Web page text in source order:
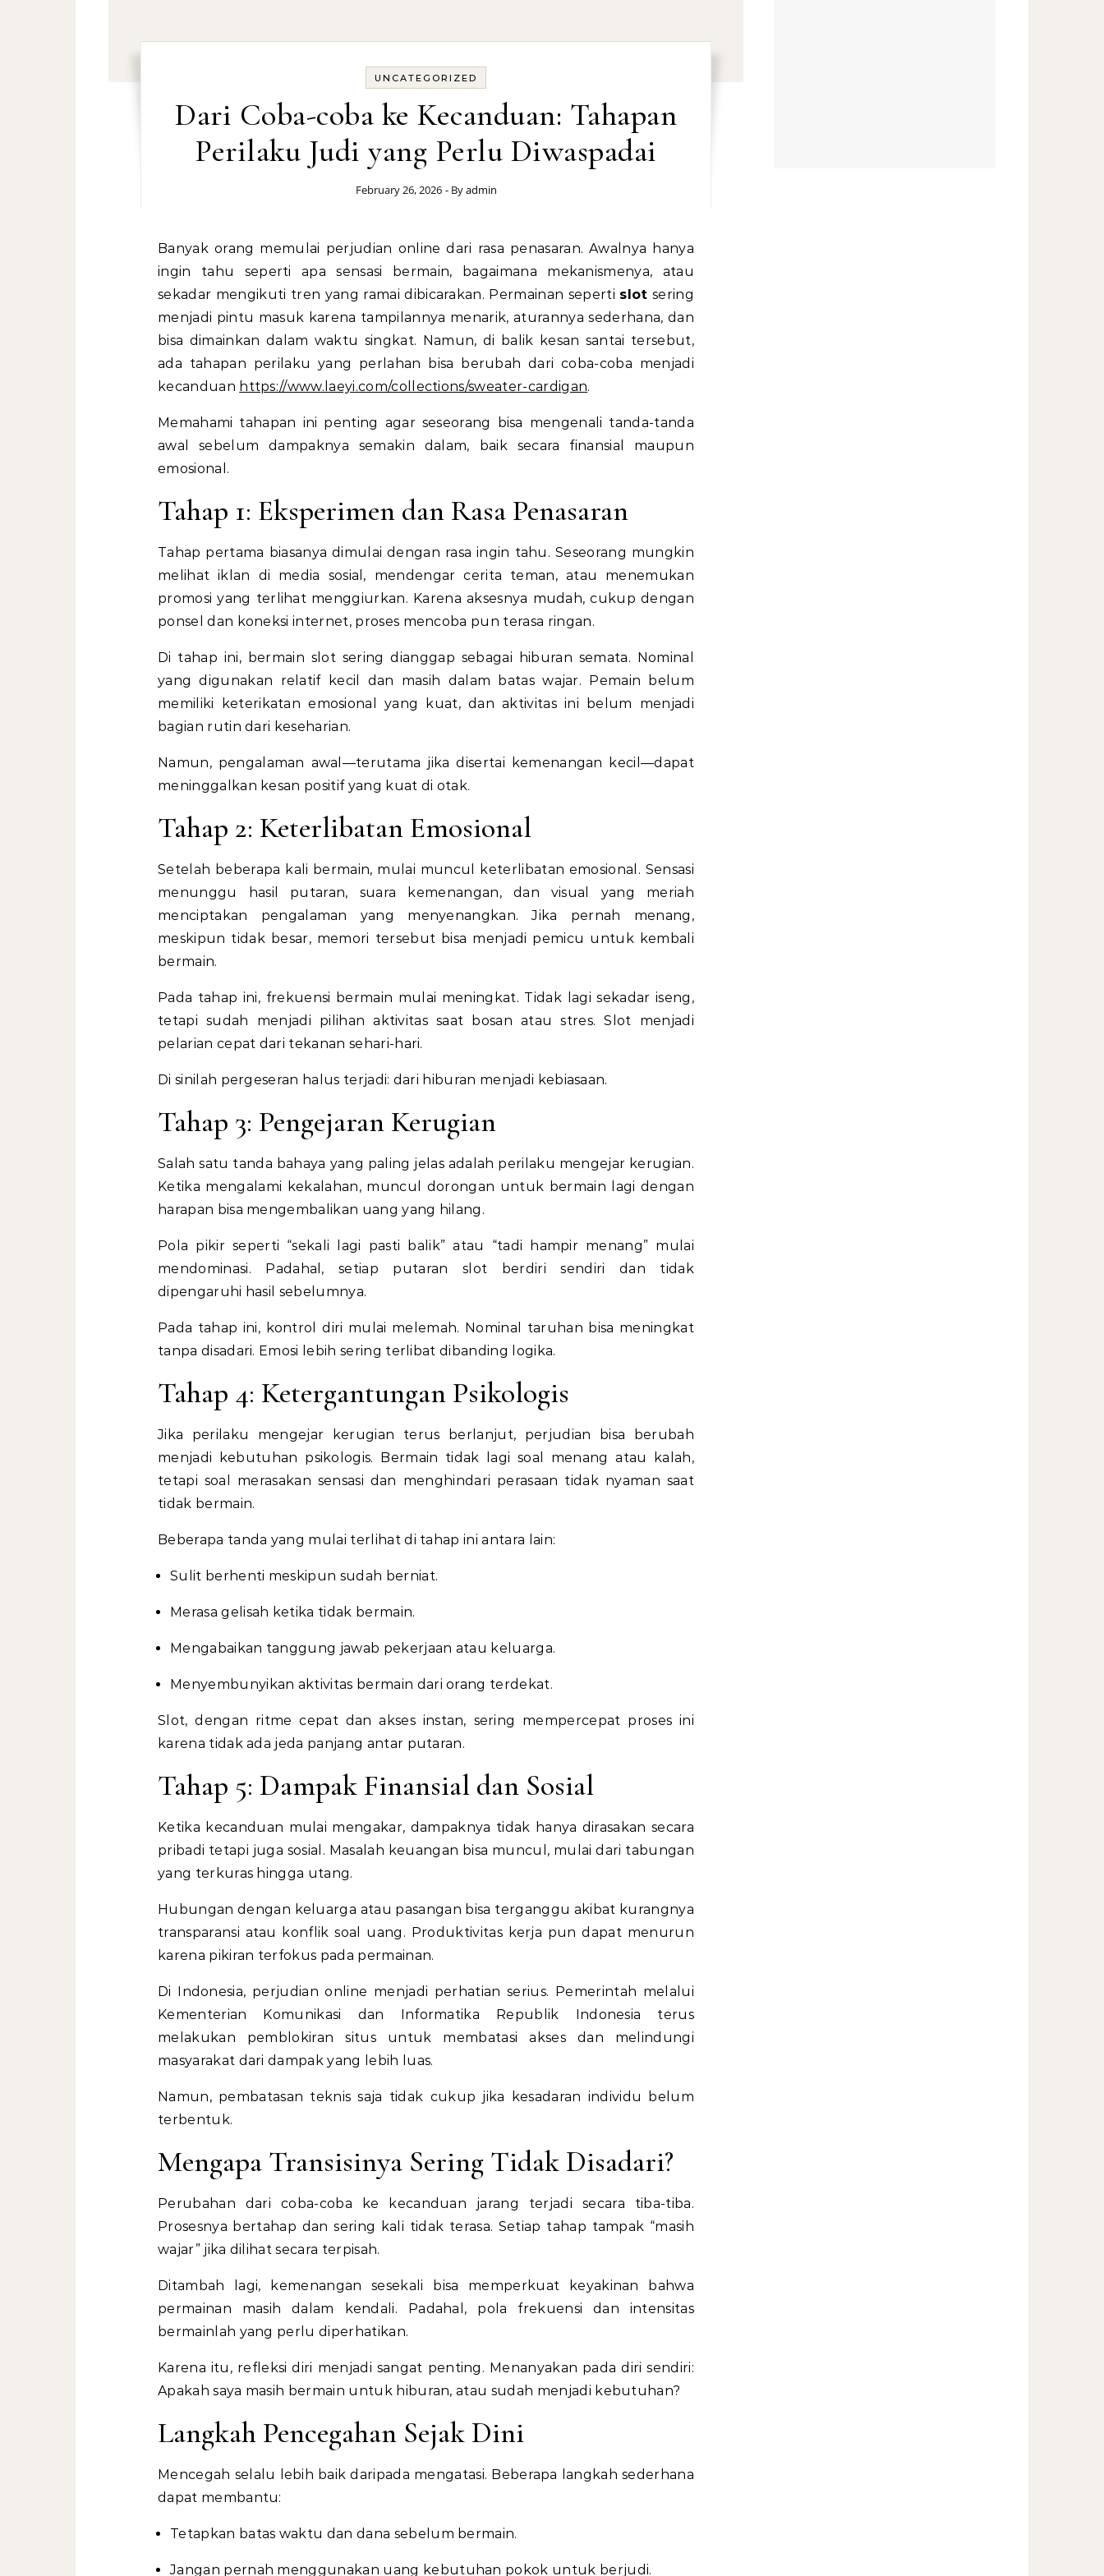
UNCATEGORIZED
Dari Coba-coba ke Kecanduan: Tahapan
Perilaku Judi yang Perlu Diwaspadai
February 26, 2026 - Byadmin
Banyak orang memulai perjudian online dari rasa penasaran. Awalnya hanya
ingin tahu seperti apa sensasi bermain, bagaimana mekanismenya, atau
sekadar mengikuti tren yang ramai dibicarakan. Permainan seperti slot sering
menjadi pintu masuk karena tampilannya menarik, aturannya sederhana, dan
bisa dimainkan dalam waktu singkat. Namun, di balik kesan santai tersebut,
ada tahapan perilaku yang perlahan bisa berubah dari coba-coba menjadi
kecanduan https://www.laeyi.com/collections/sweater-cardigan.
Memahami tahapan ini penting agar seseorang bisa mengenali tanda-tanda
awal sebelum dampaknya semakin dalam, baik secara finansial maupun
emosional.
Tahap 1: Eksperimen dan Rasa Penasaran
Tahap pertama biasanya dimulai dengan rasa ingin tahu. Seseorang mungkin
melihat iklan di media sosial, mendengar cerita teman, atau menemukan
promosi yang terlihat menggiurkan. Karena aksesnya mudah, cukup dengan
ponsel dan koneksi internet, proses mencoba pun terasa ringan.
Di tahap ini, bermain slot sering dianggap sebagai hiburan semata. Nominal
yang digunakan relatif kecil dan masih dalam batas wajar. Pemain belum
memiliki keterikatan emosional yang kuat, dan aktivitas ini belum menjadi
bagian rutin dari keseharian.
Namun, pengalaman awal—terutama jika disertai kemenangan kecil—dapat
meninggalkan kesan positif yang kuat di otak.
Tahap 2: Keterlibatan Emosional
Setelah beberapa kali bermain, mulai muncul keterlibatan emosional. Sensasi
menunggu hasil putaran, suara kemenangan, dan visual yang meriah
menciptakan pengalaman yang menyenangkan. Jika pernah menang,
meskipun tidak besar, memori tersebut bisa menjadi pemicu untuk kembali
bermain.
Pada tahap ini, frekuensi bermain mulai meningkat. Tidak lagi sekadar iseng,
tetapi sudah menjadi pilihan aktivitas saat bosan atau stres. Slot menjadi
pelarian cepat dari tekanan sehari-hari.
Di sinilah pergeseran halus terjadi: dari hiburan menjadi kebiasaan.
Tahap 3: Pengejaran Kerugian
Salah satu tanda bahaya yang paling jelas adalah perilaku mengejar kerugian.
Ketika mengalami kekalahan, muncul dorongan untuk bermain lagi dengan
harapan bisa mengembalikan uang yang hilang.
Pola pikir seperti “sekali lagi pasti balik” atau “tadi hampir menang” mulai
mendominasi. Padahal, setiap putaran slot berdiri sendiri dan tidak
dipengaruhi hasil sebelumnya.
Pada tahap ini, kontrol diri mulai melemah. Nominal taruhan bisa meningkat
tanpa disadari. Emosi lebih sering terlibat dibanding logika.
Tahap 4: Ketergantungan Psikologis
Jika perilaku mengejar kerugian terus berlanjut, perjudian bisa berubah
menjadi kebutuhan psikologis. Bermain tidak lagi soal menang atau kalah,
tetapi soal merasakan sensasi dan menghindari perasaan tidak nyaman saat
tidak bermain.
Beberapa tanda yang mulai terlihat di tahap ini antara lain:
Sulit berhenti meskipun sudah berniat.
Merasa gelisah ketika tidak bermain.
Mengabaikan tanggung jawab pekerjaan atau keluarga.
Menyembunyikan aktivitas bermain dari orang terdekat.
Slot, dengan ritme cepat dan akses instan, sering mempercepat proses ini
karena tidak ada jeda panjang antar putaran.
Tahap 5: Dampak Finansial dan Sosial
Ketika kecanduan mulai mengakar, dampaknya tidak hanya dirasakan secara
pribadi tetapi juga sosial. Masalah keuangan bisa muncul, mulai dari tabungan
yang terkuras hingga utang.
Hubungan dengan keluarga atau pasangan bisa terganggu akibat kurangnya
transparansi atau konflik soal uang. Produktivitas kerja pun dapat menurun
karena pikiran terfokus pada permainan.
Di Indonesia, perjudian online menjadi perhatian serius. Pemerintah melalui
Kementerian Komunikasi dan Informatika Republik Indonesia terus
melakukan pemblokiran situs untuk membatasi akses dan melindungi
masyarakat dari dampak yang lebih luas.
Namun, pembatasan teknis saja tidak cukup jika kesadaran individu belum
terbentuk.
Mengapa Transisinya Sering Tidak Disadari?
Perubahan dari coba-coba ke kecanduan jarang terjadi secara tiba-tiba.
Prosesnya bertahap dan sering kali tidak terasa. Setiap tahap tampak “masih
wajar” jika dilihat secara terpisah.
Ditambah lagi, kemenangan sesekali bisa memperkuat keyakinan bahwa
permainan masih dalam kendali. Padahal, pola frekuensi dan intensitas
bermainlah yang perlu diperhatikan.
Karena itu, refleksi diri menjadi sangat penting. Menanyakan pada diri sendiri:
Apakah saya masih bermain untuk hiburan, atau sudah menjadi kebutuhan?
Langkah Pencegahan Sejak Dini
Mencegah selalu lebih baik daripada mengatasi. Beberapa langkah sederhana
dapat membantu:
Tetapkan batas waktu dan dana sebelum bermain.
Jangan pernah menggunakan uang kebutuhan pokok untuk berjudi.